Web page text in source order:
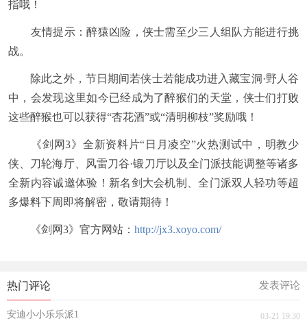
指哦！
友情提示：醉猿凶险，侠士需至少三人组队方能进行挑
战。
除此之外，节日期间若侠士若能成功进入藏宝洞·野人谷
中，会发现这里如今已经成为了醉猴们的天堂，侠士们打败
这些醉猴也可以获得“杏花酒”或“清明柳枝”奖励哦！
《剑网3》全新资料片“日月凌空”火热测试中，明教少
侠、刀轮海厅、风雷刀谷·锻刀厅以及全门派技能调整等诸多
全新内容诚邀体验！新名剑大会机制、全门派双人轻功等超
多爆料下周即将解密，敬请期待！
《剑网3》官方网站： http://jx3.xoyo.com/
热门评论 发表评论
安迪小小乐乐派1 03-21 19:30